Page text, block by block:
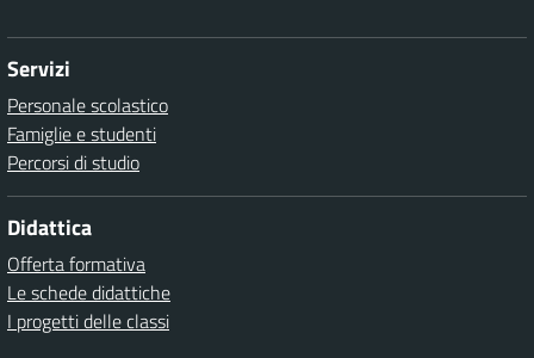
Servizi
Personale scolastico
Famiglie e studenti
Percorsi di studio
Didattica
Offerta formativa
Le schede didattiche
I progetti delle classi